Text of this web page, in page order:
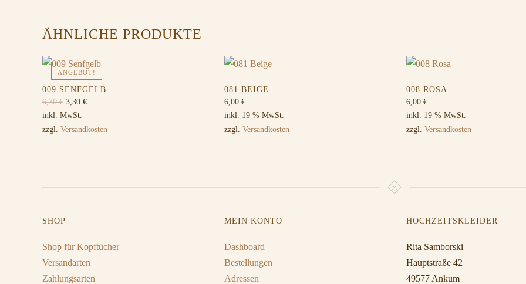
ÄHNLICHE PRODUKTE
ANGEBOT!
009 SENFGELB
6,30€ Ursprünglicher
Preis
war:
3,30 €Aktueller
ist:
inkl. MwSt.
zzgl. Versandkosten
081 BEIGE
6,00 €
inkl. 19 % MwSt.
zzgl. Versandkosten
008 ROSA
6,00 €
inkl. 19 % MwSt.
zzgl. Versandkosten
SHOP
Shop für Kopftücher
Versandarten
Zahlungsarten
MEIN KONTO
Dashboard
Bestellungen
Adressen
HOCHZEITSKLEIDER
Rita Samborski
Hauptstraße 42
49577 Ankum